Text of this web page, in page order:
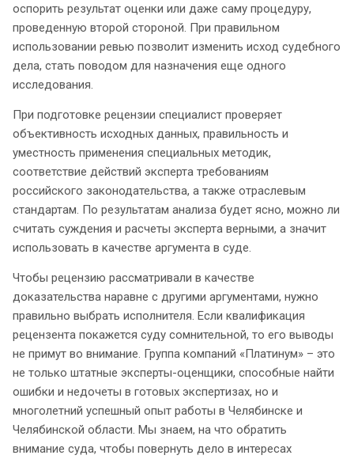
оспорить результат оценки или даже саму процедуру,
проведенную второй стороной. При правильном
использовании ревью позволит изменить исход судебного
дела, стать поводом для назначения еще одного
исследования.
При подготовке рецензии специалист проверяет
объективность исходных данных, правильность и
уместность применения специальных методик,
соответствие действий эксперта требованиям
российского законодательства, а также отраслевым
стандартам. По результатам анализа будет ясно, можно ли
считать суждения и расчеты эксперта верными, а значит
использовать в качестве аргумента в суде.
Чтобы рецензию рассматривали в качестве
доказательства наравне с другими аргументами, нужно
правильно выбрать исполнителя. Если квалификация
рецензента покажется суду сомнительной, то его выводы
не примут во внимание. Группа компаний «Платинум» – это
не только штатные эксперты-оценщики, способные найти
ошибки и недочеты в готовых экспертизах, но и
многолетний успешный опыт работы в Челябинске и
Челябинской области. Мы знаем, на что обратить
внимание суда, чтобы повернуть дело в интересах